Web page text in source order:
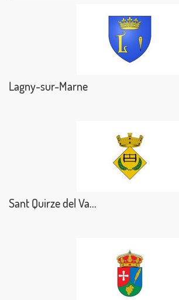
Lagny-sur-Marne
Sant Quirze del Va...